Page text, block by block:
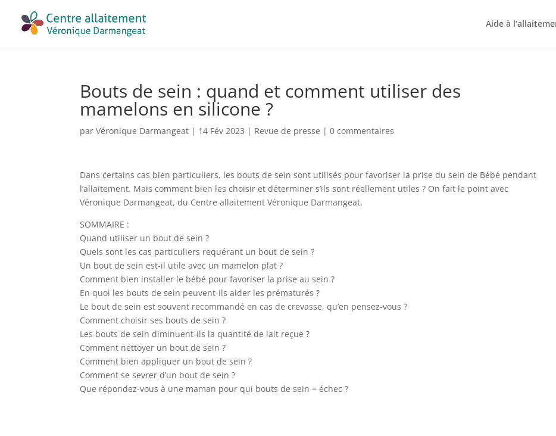
Aide à
Bouts de sein : quand et comment utiliser des
mamelons en silicone ?
parVéronique Darmangeat | 14 Fév 2023 | Revue de presse |0 commentaires
Dans certains cas bien particuliers, les bouts de sein sont utilisés pour favoriser la prise du sein de Bébé pendant
l’allaitement. Mais comment bien les choisir et déterminer s’ils sont réellement utiles ? On fait le point avec
Véronique Darmangeat, du Centre allaitement Véronique Darmangeat.
SOMMAIRE :
Quand utiliser un bout de sein ?
Quels sont les cas particuliers requérant un bout de sein ?
Un bout de sein est-il utile avec un mamelon plat ?
Comment bien installer le bébé pour favoriser la prise au sein ?
En quoi les bouts de sein peuvent-ils aider les prématurés ?
Le bout de sein est souvent recommandé en cas de crevasse, qu’en pensez-vous ?
Comment choisir ses bouts de sein ?
Les bouts de sein diminuent-ils la quantité de lait reçue ?
Comment nettoyer un bout de sein ?
Comment bien appliquer un bout de sein ?
Comment se sevrer d’un bout de sein ?
Que répondez-vous à une maman pour qui bouts de sein = échec ?